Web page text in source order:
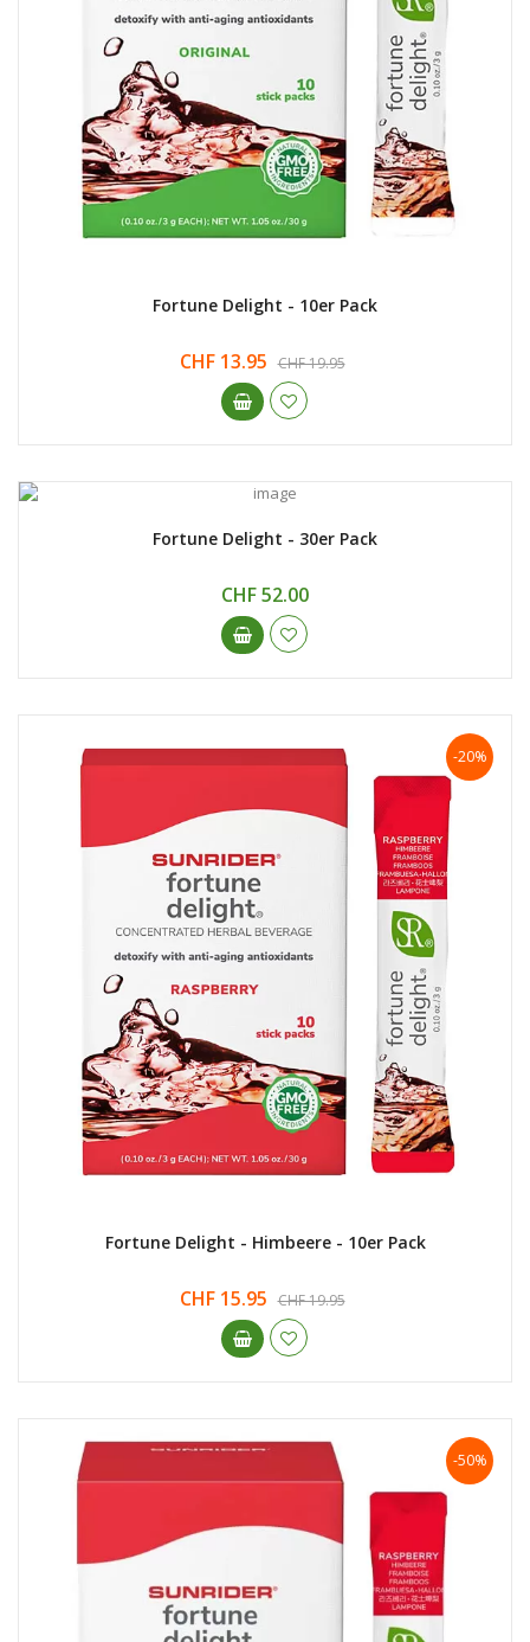
Fortune Delight - 10er Pack
CHF 13.95 CHF 19.95
Fortune Delight - 30er Pack
CHF 52.00
-20%
Fortune Delight - Himbeere - 10er Pack
CHF 15.95 CHF 19.95
-50%